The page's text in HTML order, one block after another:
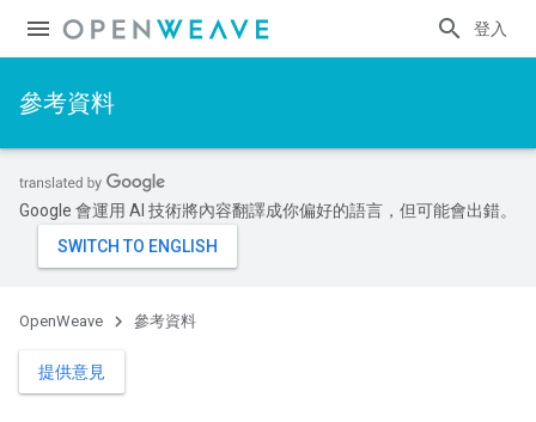
登入
參考資料
Google 會運用 AI 技術將內容翻譯成你偏好的語言，但可能會出錯。
OpenWeave 參考資料
提供意見